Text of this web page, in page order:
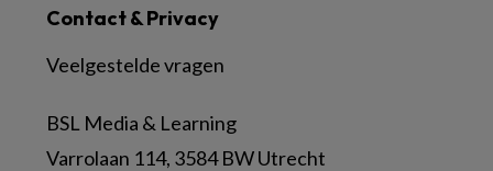
Contact & Privacy
Veelgestelde vragen
BSL Media & Learning
Varrolaan 114, 3584 BW Utrecht